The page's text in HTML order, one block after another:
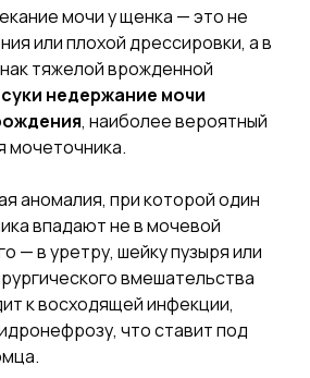
мочи у щенка — это не
или плохой дрессировки, а в
тяжелой врожденной
недержание мочи
, наиболее вероятный
мочеточника.
аномалия, при которой один
впадают не в мочевой
— в уретру, шейку пузыря или
вмешательства
к восходящей инфекции,
что ставит под